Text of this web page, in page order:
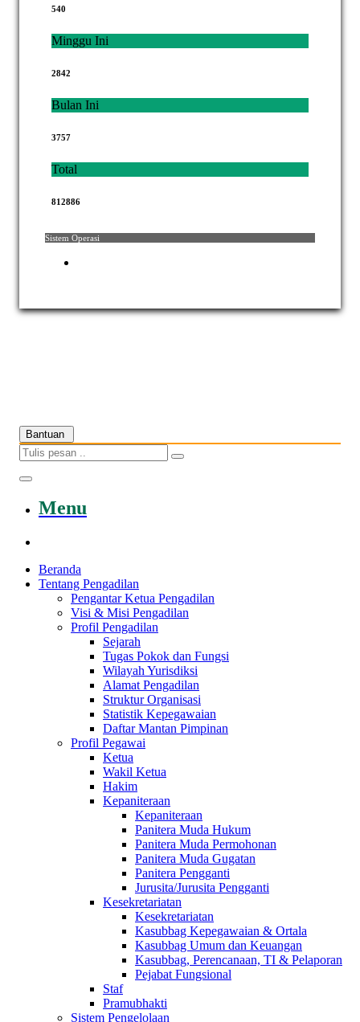
540
Minggu Ini
2842
Bulan Ini
3757
Total
812886
Sistem Operasi
Bantuan
Menu
Beranda
Tentang Pengadilan
Pengantar Ketua Pengadilan
Visi & Misi Pengadilan
Profil Pengadilan
Sejarah
Tugas Pokok dan Fungsi
Wilayah Yurisdiksi
Alamat Pengadilan
Struktur Organisasi
Statistik Kepegawaian
Daftar Mantan Pimpinan
Profil Pegawai
Ketua
Wakil Ketua
Hakim
Kepaniteraan
Kepaniteraan
Panitera Muda Hukum
Panitera Muda Permohonan
Panitera Muda Gugatan
Panitera Pengganti
Jurusita/Jurusita Pengganti
Kesekretariatan
Kesekretariatan
Kasubbag Kepegawaian & Ortala
Kasubbag Umum dan Keuangan
Kasubbag, Perencanaan, TI & Pelaporan
Pejabat Fungsional
Staf
Pramubhakti
Sistem Pengelolaan